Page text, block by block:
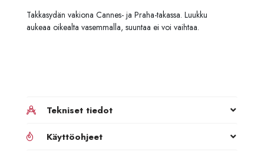
Takkasydän vakiona Cannes- ja Praha-takassa. Luukku
aukeaa oikealta vasemmalla, suuntaa ei voi vaihtaa.
Tekniset tiedot
Käyttöohjeet